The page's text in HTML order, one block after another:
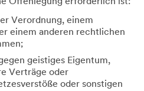
Offenlegung erforderlich ist:
Verordnung, einem
einem anderen rechtlichen
geistiges Eigentum,
Verträge oder
oder sonstigen